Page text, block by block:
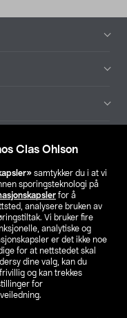
Clas Ohlson
samtykker du i at vi
sporingsteknologi på
for å
analysere bruken av
Vi bruker fire
analytiske og
er det ikke noe
for at nettstedet skal
dine valg, kan du
og kan trekkes
for